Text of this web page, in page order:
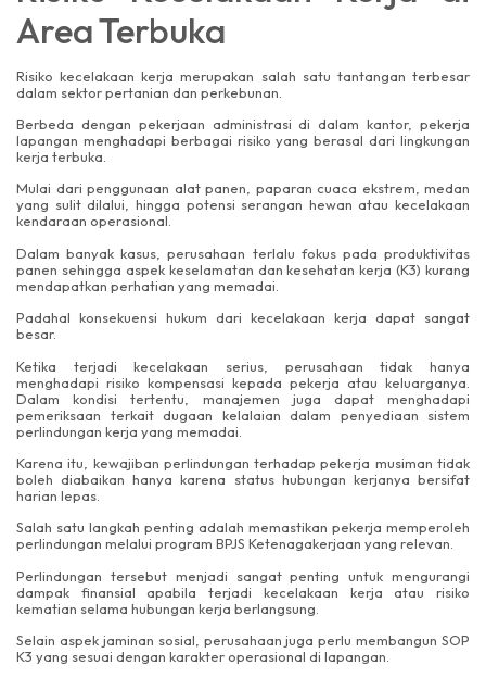
Area Terbuka
Risiko kecelakaan kerja merupakan salah satu tantangan terbesar
dalam sektor pertanian dan perkebunan.
Berbeda dengan pekerjaan administrasi di dalam kantor, pekerja
lapangan menghadapi berbagai risiko yang berasal dari lingkungan
kerja terbuka.
Mulai dari penggunaan alat panen, paparan cuaca ekstrem, medan
yang sulit dilalui, hingga potensi serangan hewan atau kecelakaan
kendaraan operasional.
Dalam banyak kasus, perusahaan terlalu fokus pada produktivitas
panen sehingga aspek keselamatan dan kesehatan kerja (K3) kurang
mendapatkan perhatian yang memadai.
Padahal konsekuensi hukum dari kecelakaan kerja dapat sangat
besar.
Ketika terjadi kecelakaan serius, perusahaan tidak hanya
menghadapi risiko kompensasi kepada pekerja atau keluarganya.
Dalam kondisi tertentu, manajemen juga dapat menghadapi
pemeriksaan terkait dugaan kelalaian dalam penyediaan sistem
perlindungan kerja yang memadai.
Karena itu, kewajiban perlindungan terhadap pekerja musiman tidak
boleh diabaikan hanya karena status hubungan kerjanya bersifat
harian lepas.
Salah satu langkah penting adalah memastikan pekerja memperoleh
perlindungan melalui program BPJS Ketenagakerjaan yang relevan.
Perlindungan tersebut menjadi sangat penting untuk mengurangi
dampak finansial apabila terjadi kecelakaan kerja atau risiko
kematian selama hubungan kerja berlangsung.
Selain aspek jaminan sosial, perusahaan juga perlu membangun SOP
K3 yang sesuai dengan karakter operasional di lapangan.